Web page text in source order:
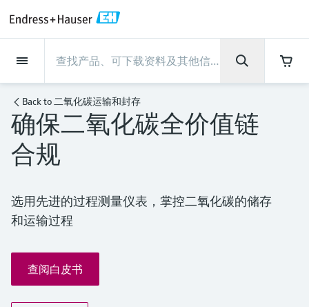
现场仪表
流量
物位测量
温度测量
压力测量
系统产品
流量
电磁流量计
科里奥利质量流量计
涡街流量计
热式质量流量计
Differential pressure flow
物位测量
雷达物位测量
Vibronic point level detection
超声波物位测量
电容物位测量
静压液位测量
液体分析
pH电极和变送器
电导率传感器和变送器
氯传感器和变送器
溶解氧传感器和变送器
实验室检测仪表和便携式pH计
温度测量
温度变送器
工业温度计
高温型温度计
卫生型温度计
紧凑型温度计
压力测量
绝压和表压测量
差压测量
系统产品
数据管理仪&数据记录仪
过程测控仪
WirelessHART解决方案
网关和调制解调器
设备配置用平板电脑
光学分析
TDLAS和QF分析仪
拉曼光谱分析仪
颗粒测量设备
数字分析仪解决方案
过程气体分析仪
Netilion IIoT
Netilion Value
Netilion Health
Netilion Library
Netilion Inventory
Netilion Connect
服务产品
Project and commissioning services
技术支持服务
仪表性能优化服务
View all
Project and commissioning
services
仪表调试服务
Extended warranty
技术支持服务
远程技术支持
远程资产监控
仪表维护
验证服务
现场仪表校准服务
Repair of measuring instruments
仪表性能优化服务
校准报告分析
优化校准间隔时间
行业应用
食品与饮料
水务和环境：保护 —— 节约 —— 提高
现净零目标
化工：深化合作，助推可持续成功
支持
快速获取服务支持！
技术支持中心 —— Endress+Hauser提供全方
位服务，与您相伴前行
搜索和下载技术手册, 宣传资料, 出版物, 软
件更新, 视频, 证书等各类文件!
学习中心
学习中心 - 探索Endress+Hauser学习平台上
公司
Endress+Hauser集团
生产中心
客户案例
新闻与案例
活动和培训
Endress+Hauser集团
公司概况
Endress+Hauser在中国
财务业绩
集团管理层
发展历程
生产中心
物位和压力测量
Endress+Hauser流量
温度+系统产品
Endress+Hauser 数字解决方案
Endress+Hauser 光学分析
集团实力
过程安全性
网络安全性
My Endress+Hauser
建立电子采购流程，从容应对未来
需求
新闻与案例
新闻与案例总览
所有文章
事实速览
媒体活动
活动和培训
培训
研讨会
在线研讨会和回放
峰会
线下活动
您的Endress+Hauser职业生
涯
Explore open positions
更多工作机会
德国耶拿分析仪器公司的工作机会
Back to二氧化碳运输和封存
确保二氧化碳全价值链
合规
选用先进的过程测量仪表，掌控二氧化碳的储存
和运输过程
查阅白皮书